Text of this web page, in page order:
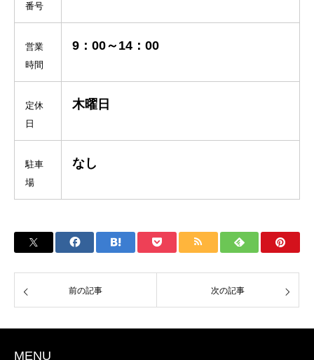
番号
営業
時間
9：00～14：00
定休
日
木曜日
駐車
場
なし
前の記事 次の記事
MENU